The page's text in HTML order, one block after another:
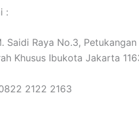
:
Saidi Raya No.3,
Khusus Ibukota Jakarta
2122 2163